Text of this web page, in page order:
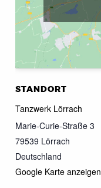
STANDORT
Tanzwerk Lörrach
Marie-Curie-Straße 3
79539 Lörrach
Deutschland
Google Karte anzeigen